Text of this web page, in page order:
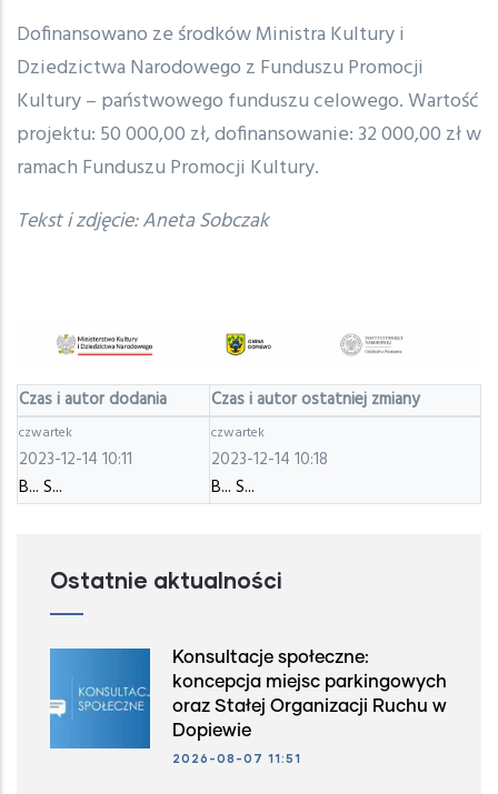
Dofinansowano ze środków Ministra Kultury i
Dziedzictwa Narodowego z Funduszu Promocji
Kultury – państwowego funduszu celowego. Wartość
projektu: 50 000,00 zł, dofinansowanie: 32 000,00 zł w
ramach Funduszu Promocji Kultury.
Tekst i zdjęcie: Aneta Sobczak
Czas i autor dodania Czas i autor ostatniej zmiany
czwartek
2023-12-14 10:11
B... S...
czwartek
2023-12-14 10:18
B... S...
Ostatnie aktualności
Konsultacje społeczne:
koncepcja miejsc parkingowych
oraz Stałej Organizacji Ruchu w
Dopiewie
2026-08-07 11:51